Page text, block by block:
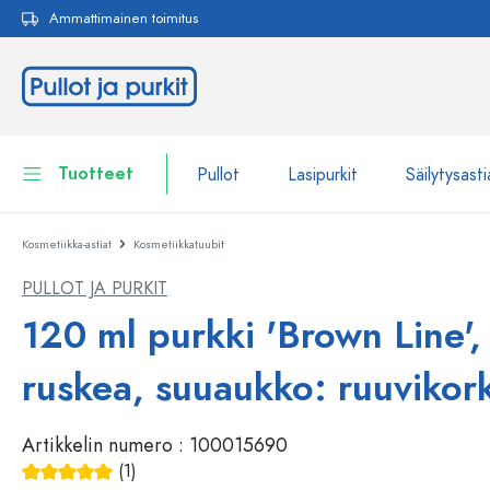
Siirry päänavigointiin
Ammattimainen toimitus
Tuotteet Pullot Lasipurkit
Pullot
Lasipurkit
Säilytysastiat
Astiat
Kosmetiikka-astiat
WECK-Lasipullot
Kosmetiikka-astiat Kosmetiikkatuubit
PULLOT JA PURKIT
120 ml purkki 'Brown Line',
ruskea, suuaukko:
Artikkelin numero : 100015690
(1)